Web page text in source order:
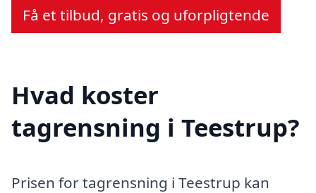
Få et tilbud, gratis og uforpligtende
Hvad koster
tagrensning i Teestrup?
Prisen for tagrensning i Teestrup kan